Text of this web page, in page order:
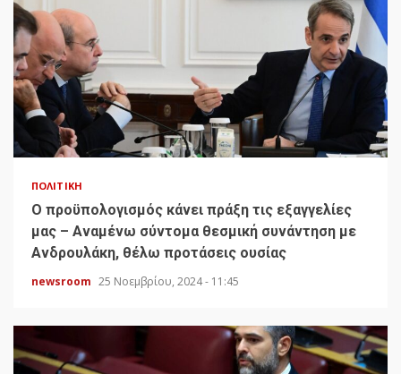
ΠΟΛΙΤΙΚΉ
Ο προϋπολογισμός κάνει πράξη τις εξαγγελίες
μας – Αναμένω σύντομα θεσμική συνάντηση με
Ανδρουλάκη, θέλω προτάσεις ουσίας
newsroom 25 Νοεμβρίου, 2024 - 11:45